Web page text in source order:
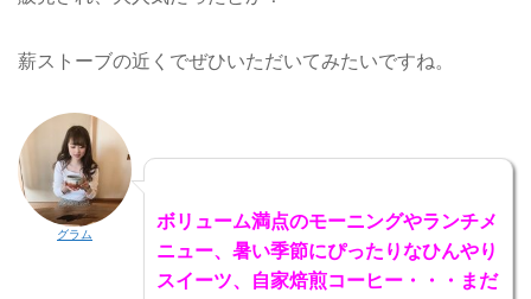
薪ストーブの近くでぜひいただいてみたいですね。
グラム
ボリューム満点のモーニングやランチメ
ニュー、暑い季節にぴったりなひんやり
スイーツ、自家焙煎コーヒー・・・まだ